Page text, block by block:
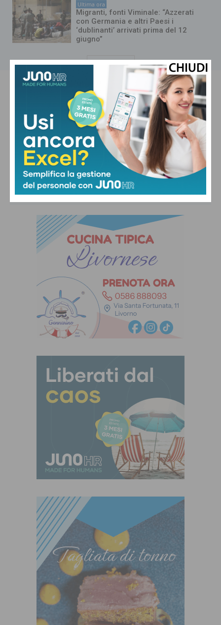
Ultima ora
Migranti, fonti Viminale: “Azzerati
con Germania e altri Paesi i
‘dublinanti’ arrivati prima del 12
giugno”
Carica altri
22.1°C 24.2°
°
74 % 0.5kmh 0 %
LUN
32°
MAR
32°
MER
32° 32° 32°